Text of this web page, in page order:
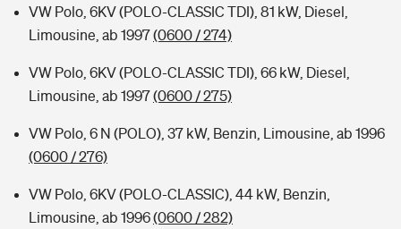
Sie haben Fragen?
VW Polo, 6KV (POLO-CLASSIC TDI), 81 kW, Diesel,
Limousine, ab 1997(0600 / 274)
VW Polo, 6KV (POLO-CLASSIC TDI), 66 kW, Diesel,
Limousine, ab 1997(0600 / 275)
VW Polo, 6 N (POLO), 37 kW, Benzin, Limousine, ab 1996
(0600 / 276)
VW Polo, 6KV (POLO-CLASSIC), 44 kW, Benzin,
Limousine, ab 1996(0600 / 282)